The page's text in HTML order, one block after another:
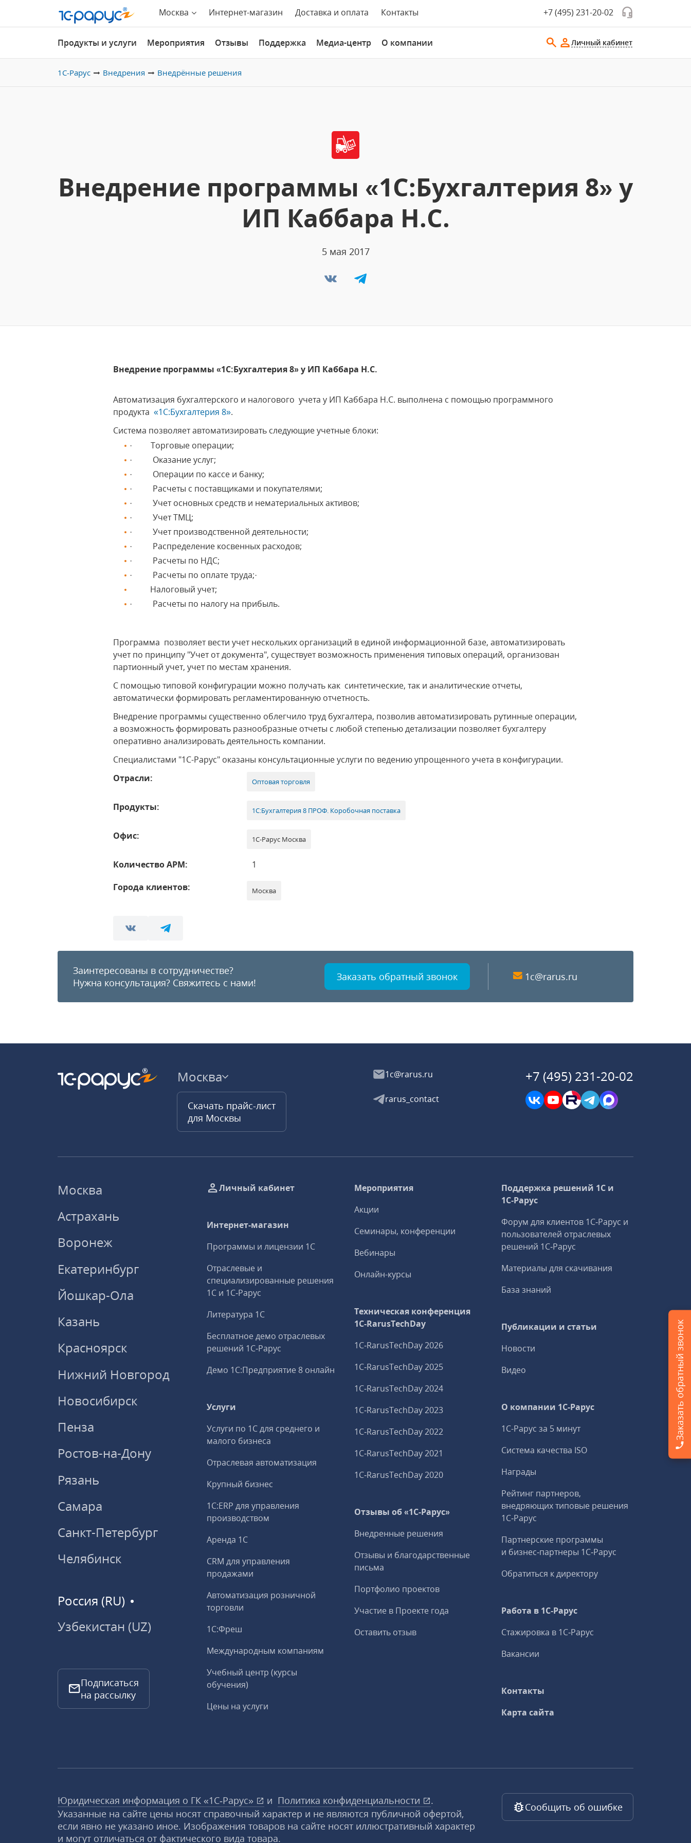
Москва Интернет-магазин Доставка и оплата Контакты +7 (495) 231-20-02
Продукты и услуги Мероприятия Отзывы Поддержка Медиа-центр О компании Личный кабинет
1С-Рарус Внедрения Внедрённые решения
Внедрение программы «1С:Бухгалтерия 8» у
ИП Каббара Н.С.
5 мая 2017
Внедрение программы «1С:Бухгалтерия 8» у ИП Каббара Н.С.
Автоматизация бухгалтерского и налогового учета у ИП Каббара Н.С. выполнена с помощью программного
продукта«1С:Бухгалтерия 8».
Система позволяет автоматизировать следующие учетные блоки:
· Торговые операции;
· Оказание услуг;
· Операции по кассе и банку;
· Расчеты с поставщиками и покупателями;
· Учет основных средств и нематериальных активов;
· Учет ТМЦ;
· Учет производственной деятельности;
· Распределение косвенных расходов;
· Расчеты по НДС;
· Расчеты по оплате труда;·
Налоговый учет;
· Расчеты по налогу на прибыль.
Программа позволяет вести учет нескольких организаций в единой информационной базе, автоматизировать
учет по принципу "Учет от документа", существует возможность применения типовых операций, организован
партионный учет, учет по местам хранения.
С помощью типовой конфигурации можно получать как синтетические, так и аналитические отчеты,
автоматически формировать регламентированную отчетность.
Внедрение программы существенно облегчило труд бухгалтера, позволив автоматизировать рутинные операции,
а возможность формировать разнообразные отчеты с любой степенью детализации позволяет бухгалтеру
оперативно анализировать деятельность компании.
Специалистами "1С-Рарус" оказаны консультационные услуги по ведению упрощенного учета в конфигурации.
Отрасли:
Оптовая торговля
Продукты: 1С:Бухгалтерия 8 ПРОФ. Коробочная поставка
Офис: 1С-Рарус Москва
Количество АРМ:
1
Города клиентов:
Москва
Заинтересованы в сотрудничестве?
Нужна консультация? Свяжитесь с нами! Заказать обратный звонок 1c@rarus.ru
Москва
Скачать прайс-лист
для Москвы
1c@rarus.ru
rarus_contact
+7 (495) 231-20-02
Москва
Астрахань
Воронеж
Екатеринбург
Йошкар-Ола
Казань
Красноярск
Нижний Новгород
Новосибирск
Пенза
Ростов-на-Дону
Рязань
Самара
Санкт-Петербург
Челябинск
Россия (RU)
Узбекистан (UZ)
Подписаться
на рассылку
Личный кабинет
Интернет-магазин
Программы и лицензии 1С
Отраслевые и
специализированные решения
1С и 1С‑Рарус
Литература 1С
Бесплатное демо отраслевых
решений 1С‑Рарус
Демо 1С:Предприятие 8 онлайн
Услуги
Услуги по 1С для среднего и
малого бизнеса
Отраслевая автоматизация
Крупный бизнес
1С:ERP для управления
производством
Аренда 1С
CRM для управления
продажами
Автоматизация розничной
торговли
1С:Фреш
Международным компаниям
Учебный центр (курсы
обучения)
Цены на услуги
Мероприятия
Акции
Семинары, конференции
Вебинары
Онлайн-курсы
Техническая конференция
1C‑RarusTechDay
1C‑RarusTechDay 2026
1C‑RarusTechDay 2025
1C‑RarusTechDay 2024
1C‑RarusTechDay 2023
1C‑RarusTechDay 2022
1C‑RarusTechDay 2021
1C‑RarusTechDay 2020
Отзывы об «1С-Рарус»
Внедренные решения
Отзывы и благодарственные
письма
Портфолио проектов
Участие в Проекте года
Оставить отзыв
Поддержка решений 1С и
1С‑Рарус
Форум для клиентов 1С‑Рарус и
пользователей отраслевых
решений 1С‑Рарус
Материалы для скачивания
База знаний
Публикации и статьи
Новости
Видео
О компании 1C-Рарус
1С-Рарус за 5 минут
Система качества ISO
Награды
Рейтинг партнеров,
внедряющих типовые решения
1С‑Рарус
Партнерские программы
и бизнес‑партнеры 1С‑Рарус
Обратиться к директору
Работа в 1С‑Рарус
Стажировка в 1С‑Рарус
Вакансии
Контакты
Карта сайта
Юридическая информация о ГК «1С‑Рарус» и Политика конфиденциальности
.
Указанные на сайте цены носят справочный характер и не являются публичной офертой,
если явно не указано иное. Изображения товаров на сайте носят иллюстративный характер
и могут отличаться от фактического вида товара.
Сообщить об ошибке
Заказать обратный звонок